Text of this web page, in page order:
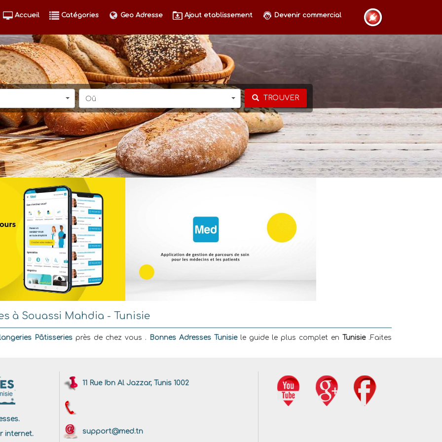
Accueil Catégories Geo Adresse Ajout etablissement Devenir commercial
Oû TROUVER
à Souassi Mahdia - Tunisie
Pâtisseries près de chez vous . Bonnes Adresses Tunisie le guide le plus complet en Tunisie.Faites
internet.
11 Rue Ibn Al Jazzar, Tunis 1002
support@med.tn